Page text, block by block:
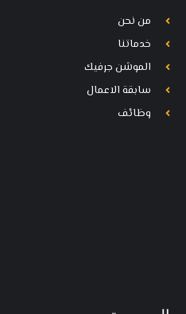
من نحن
خدماتنا
الموشن جرفيك
سابقة الاعمال
وظائف